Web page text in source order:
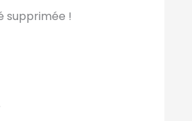
supprimée !